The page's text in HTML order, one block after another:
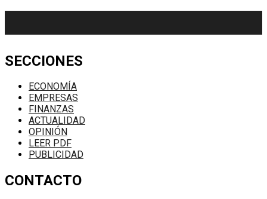
SECCIONES
ECONOMÍA
EMPRESAS
FINANZAS
ACTUALIDAD
OPINIÓN
LEER PDF
PUBLICIDAD
CONTACTO